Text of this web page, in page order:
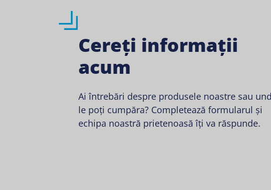
Cereți informații
acum
Ai întrebări despre produsele noastre sau
le poți cumpăra? Completează formularul și
echipa noastră prietenoasă îți va răspunde.